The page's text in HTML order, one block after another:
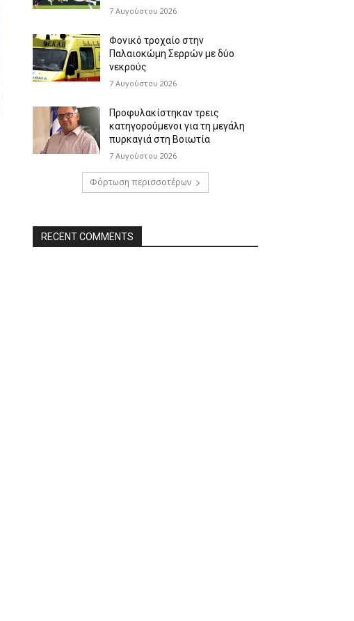
7 Αυγούστου 2026
Φονικό τροχαίο στην
Παλαιοκώμη Σερρών με δύο
νεκρούς
7 Αυγούστου 2026
Προφυλακίστηκαν τρεις
κατηγορούμενοι για τη μεγάλη
πυρκαγιά στη Βοιωτία
7 Αυγούστου 2026
Φόρτωση περισσοτέρων
RECENT COMMENTS